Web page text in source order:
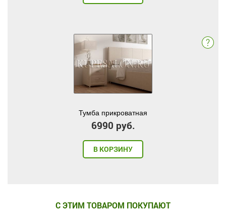
Тумба прикроватная
6990 руб.
В КОРЗИНУ
С ЭТИМ ТОВАРОМ ПОКУПАЮТ